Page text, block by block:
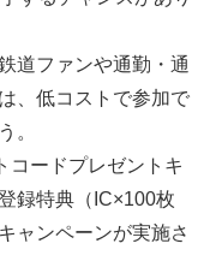
道ファンや通勤・通
、低コストで参加で
。
コードプレゼントキ
録特典（IC×100枚
ャンペーンが実施さ